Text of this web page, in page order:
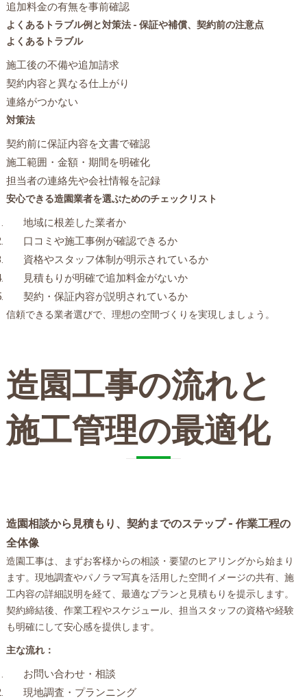
追加料金の有無を事前確認
よくあるトラブル例と対策法 - 保証や補償、契約前の注意点
よくあるトラブル
施工後の不備や追加請求
契約内容と異なる仕上がり
連絡がつかない
対策法
契約前に保証内容を文書で確認
施工範囲・金額・期間を明確化
担当者の連絡先や会社情報を記録
安心できる造園業者を選ぶためのチェックリスト
地域に根差した業者か
口コミや施工事例が確認できるか
資格やスタッフ体制が明示されているか
見積もりが明確で追加料金がないか
契約・保証内容が説明されているか
信頼できる業者選びで、理想の空間づくりを実現しましょう。
造園工事の流れと
施工管理の最適化
造園相談から見積もり、契約までのステップ - 作業工程の
全体像
造園工事は、まずお客様からの相談・要望のヒアリングから始まり
ます。現地調査やパノラマ写真を活用した空間イメージの共有、施
工内容の詳細説明を経て、最適なプランと見積もりを提示します。
契約締結後、作業工程やスケジュール、担当スタッフの資格や経験
も明確にして安心感を提供します。
主な流れ：
お問い合わせ・相談
現地調査・プランニング